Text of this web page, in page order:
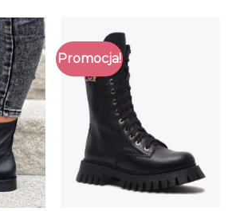
Promocja!